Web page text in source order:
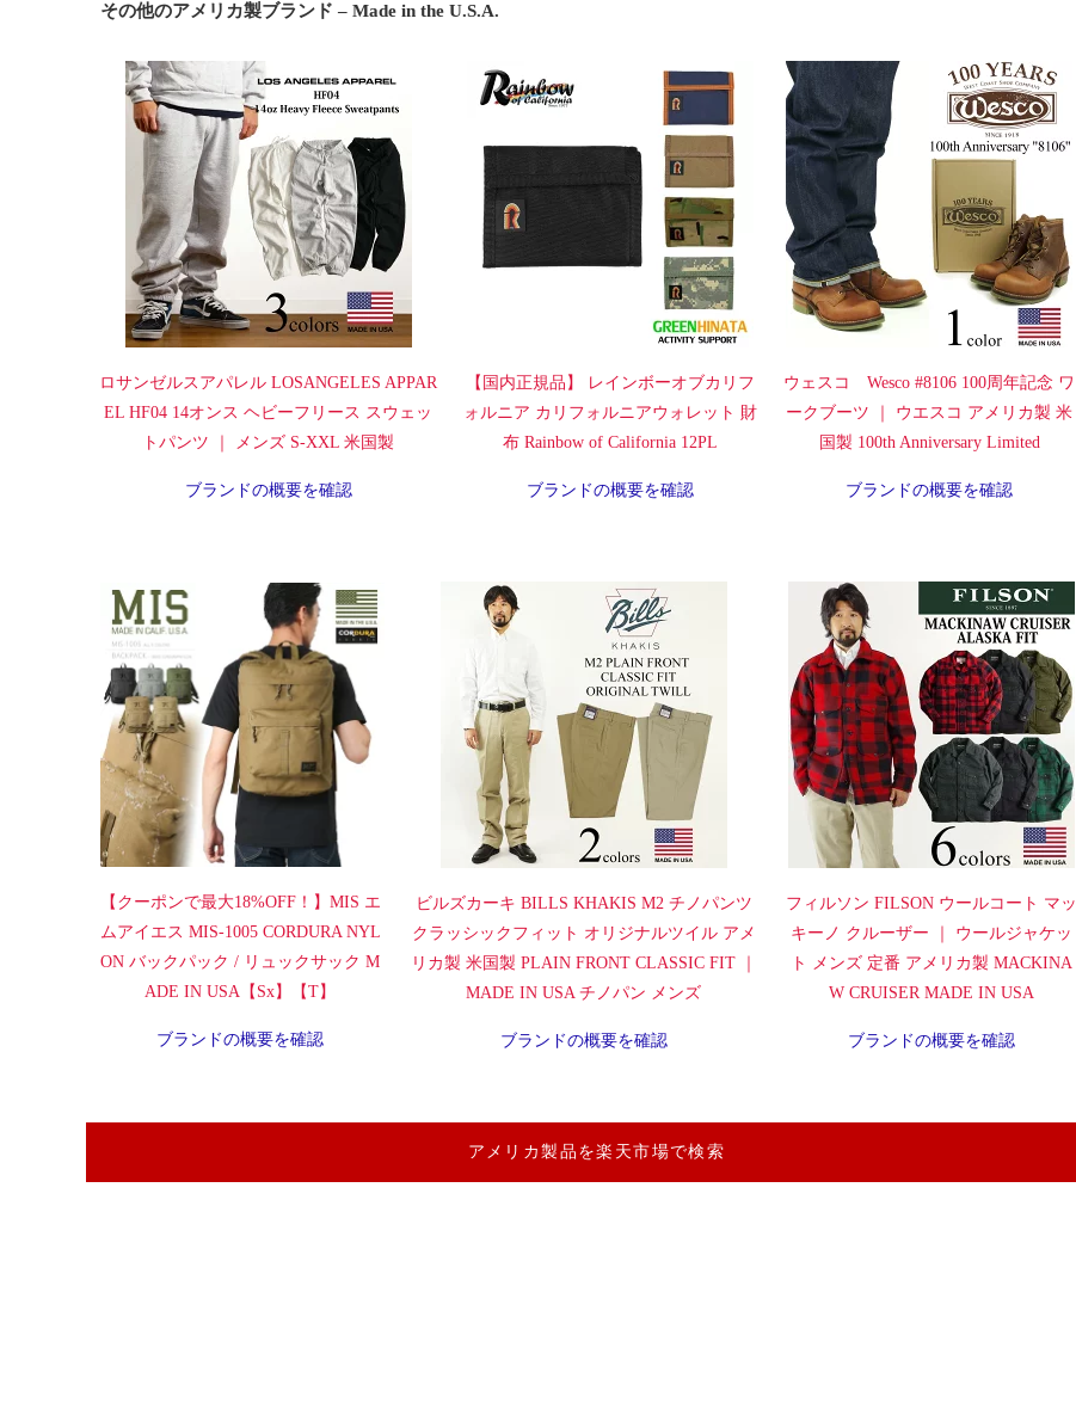
その他のアメリカ製ブランド – Made in the U.S.A.
ロサンゼルスアパレル LOSANGELES APPAR
EL HF04 14オンス ヘビーフリース スウェッ
トパンツ ｜ メンズ S-XXL 米国製
ブランドの概要を確認
【国内正規品】 レインボーオブカリフ
ォルニア カリフォルニアウォレット 財
布 Rainbow of California 12PL
ブランドの概要を確認
ウェスコ Wesco #8106 100周年記念 ワ
ークブーツ ｜ ウエスコ アメリカ製 米
国製 100th Anniversary Limited
ブランドの概要を確認
【クーポンで最大18%OFF！】MIS エ
ムアイエス MIS-1005 CORDURA NYL
ON バックパック / リュックサック M
ADE IN USA【Sx】【T】
ブランドの概要を確認
ビルズカーキ BILLS KHAKIS M2 チノパンツ
クラッシックフィット オリジナルツイル アメ
リカ製 米国製 PLAIN FRONT CLASSIC FIT ｜
MADE IN USA チノパン メンズ
ブランドの概要を確認
フィルソン FILSON ウールコート マッ
キーノ クルーザー ｜ ウールジャケッ
ト メンズ 定番 アメリカ製 MACKINA
W CRUISER MADE IN USA
ブランドの概要を確認
アメリカ製品を楽天市場で検索